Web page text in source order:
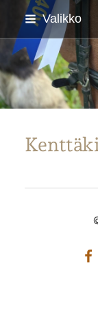
Siirry
sivun
sisältöön
Valikko